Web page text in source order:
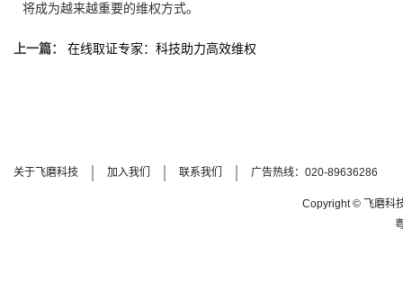
将成为越来越重要的维权方式。
上一篇： 在线取证专家：科技助力高效维权
关于飞磨科技 加入我们 联系我们 广告热线：020-89636286
Copyright © 飞磨科